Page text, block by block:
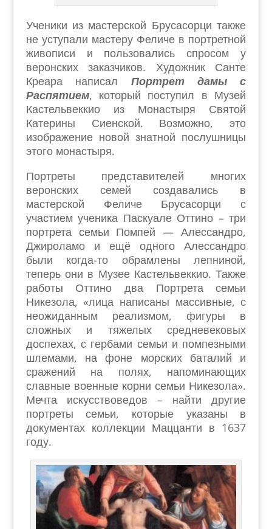
Ученики из мастерской Брусасорци также
не уступали мастеру Феличе в портретной
живописи и пользовались спросом у
веронских заказчиков. Художник Санте
Креара написал
Портрет дамы с
Распятием, который поступил в Музей
Кастельвеккио из Монастыря Святой
Катерины Сиенской. Возможно, это
изображение новой знатной послушницы
этого монастыря.
Портреты представителей многих
веронских семей создавались в
мастерской Феличе Брусасорци с
участием ученика Паскуале Оттино – три
портрета семьи Помпей — Алессандро,
Джироламо и ещё одного Алессандро
были когда-то обрамлены лепниной,
теперь они в Музее Кастельвеккио. Также
работы Оттино два Портрета семьи
Никезола, «лица написаны массивные, с
неожиданным реализмом, фигуры в
сложных и тяжелых средневековых
доспехах, с гербами семьи и помпезными
шлемами, на фоне морских баталий и
сражений на полях, напоминающих
славные военные корни семьи Никезола».
Мечта искусствоведов – найти другие
портреты семьи, которые указаны в
документах коллекции Маццанти в 1637
году.